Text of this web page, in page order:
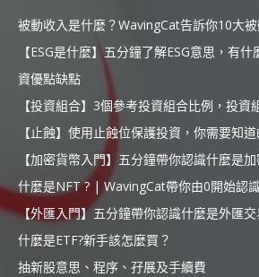
被動收入是什麼？WavingCat告訴你10大
【ESG是什麼】五分鐘了解ESG意思，有
資優點缺點
【投資組合】3個參考投資組合比例，投資
【止蝕】使用止蝕位保護投資，你需要知
【加密貨幣入門】五分鐘帶你認識什麼是
什麼是NFT ? | WavingCat帶你由0開始認
【外匯入門】五分鐘帶你認識什麼是外匯交
什麼是ETF?新手該怎麼買？
抽新股意思、程序、孖展及手續費